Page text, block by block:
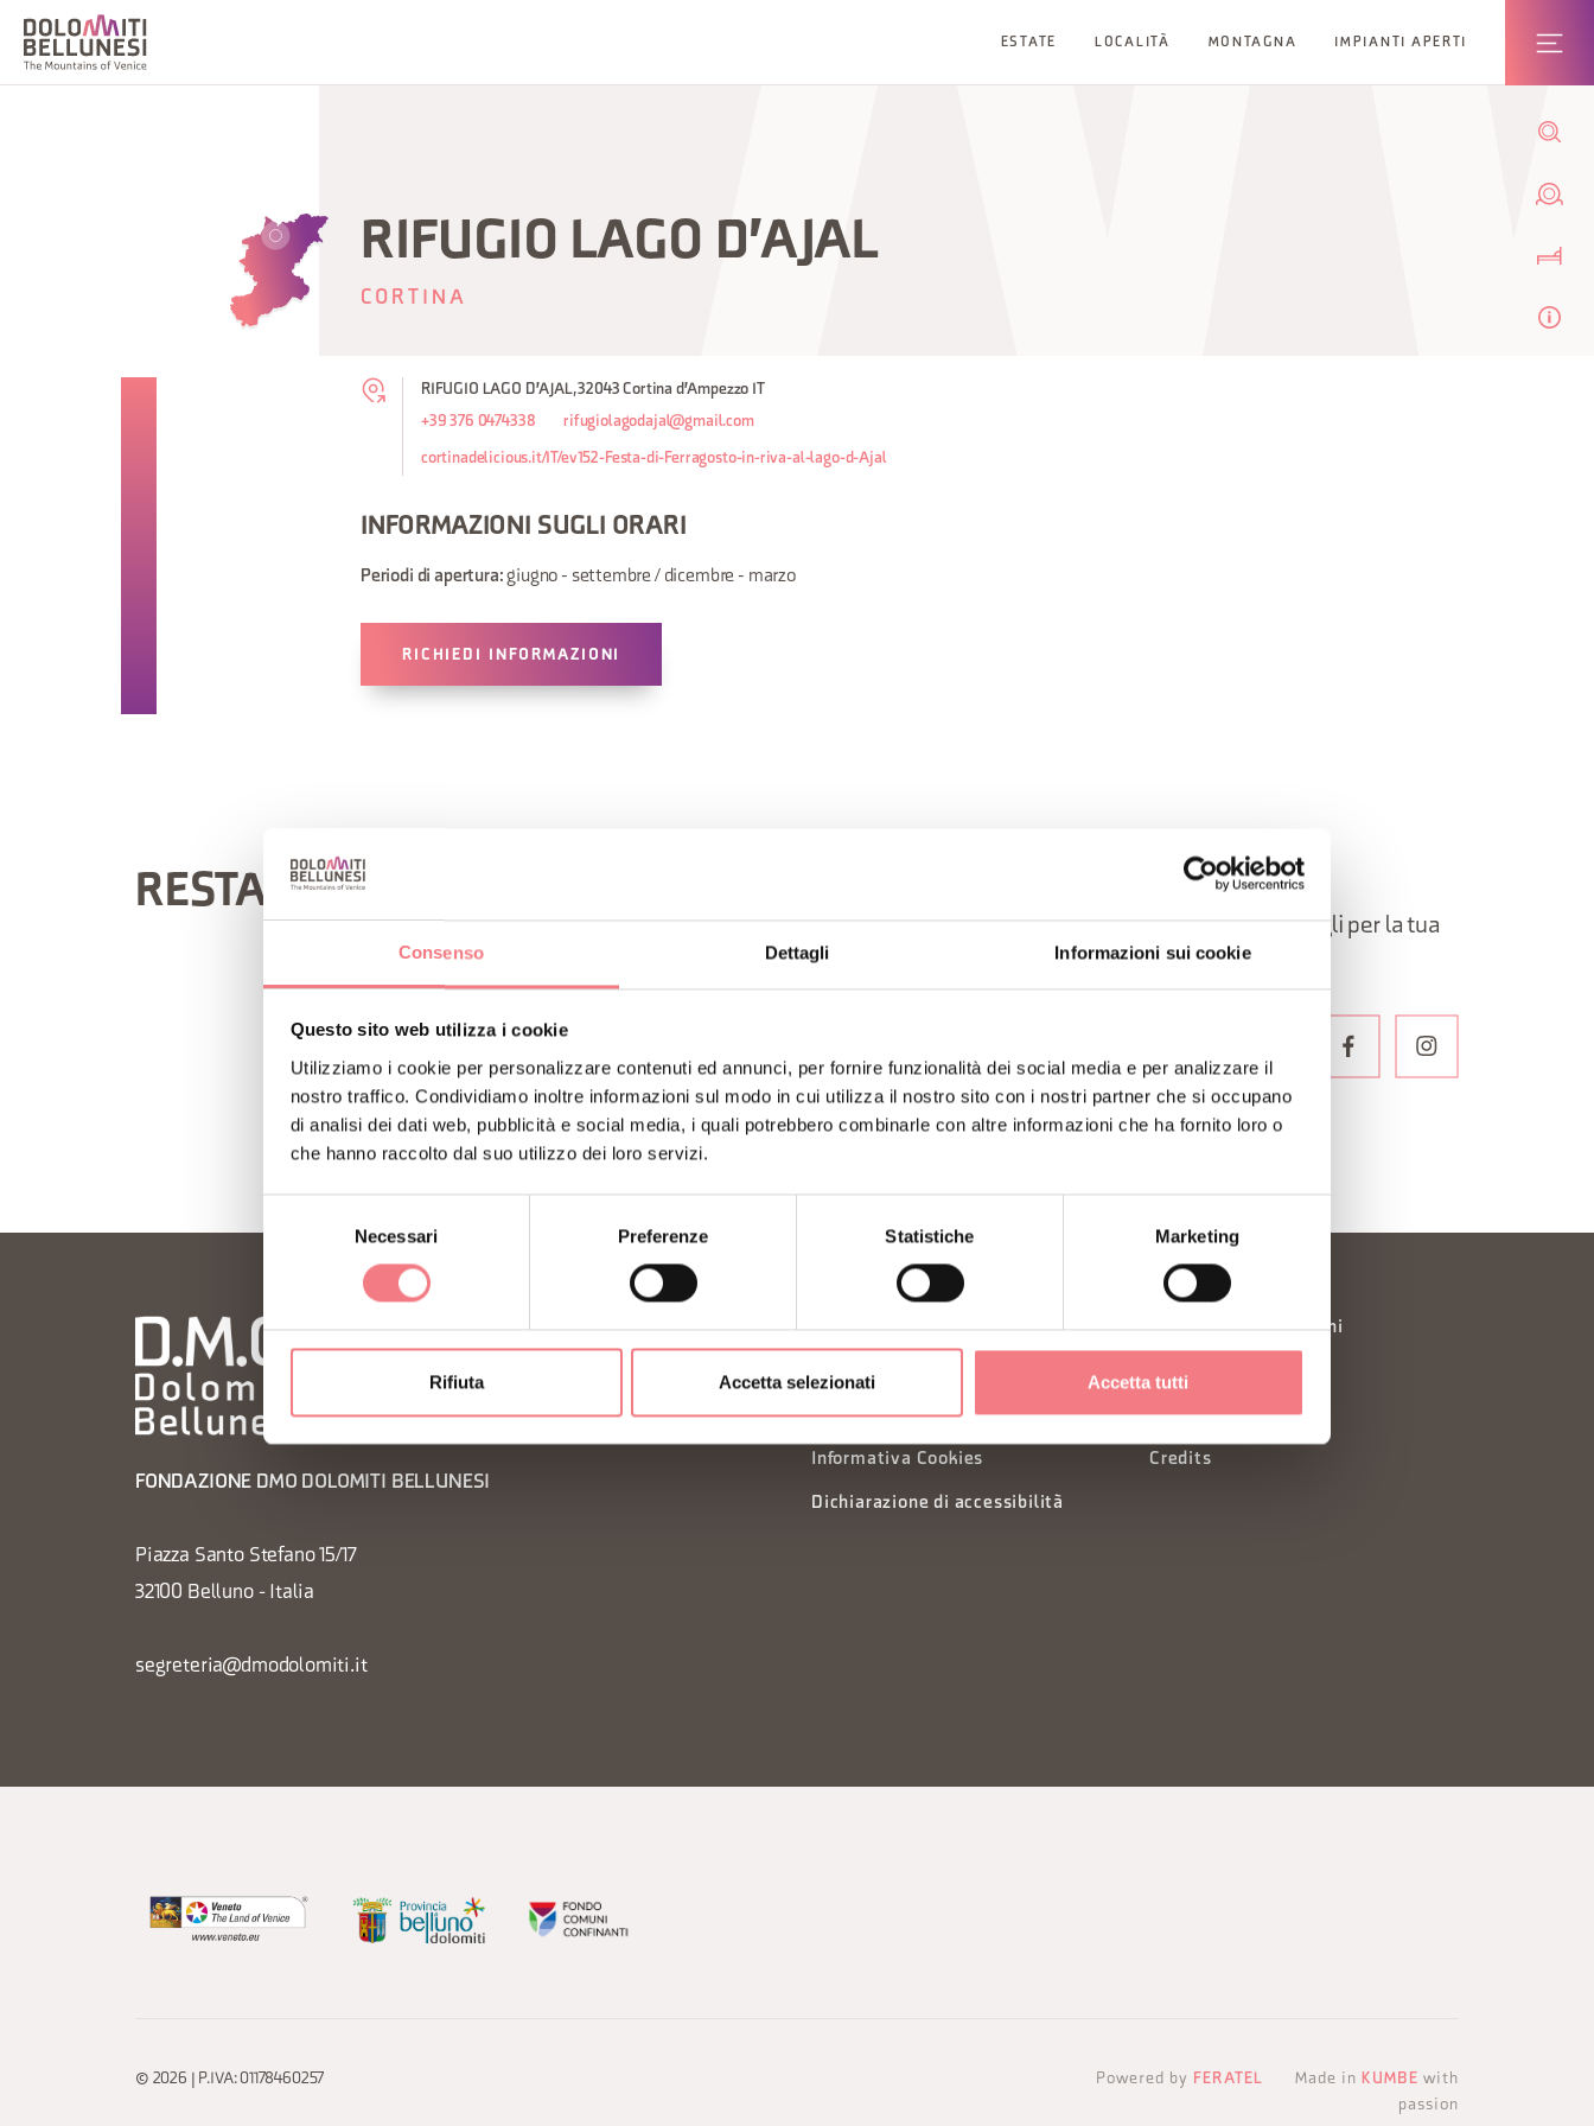
Consenso Dettagli Informazioni sui cookie
Questo sito web utilizza i cookie
Utilizziamo i cookie per personalizzare contenuti ed annunci, per fornire funzionalità dei social media e per analizzare il
nostro traffico. Condividiamo inoltre informazioni sul modo in cui utilizza il nostro sito con i nostri partner che si occupano
di analisi dei dati web, pubblicità e social media, i quali potrebbero combinarle con altre informazioni che ha fornito loro o
che hanno raccolto dal suo utilizzo dei loro servizi.
del
Necessari Preferenze Statistiche Marketing
Rifiuta Accetta selezionati Accetta tutti
ESTATE LOCALITÀ MONTAGNA IMPIANTI APERTI
RIFUGIO LAGO D'AJAL
CORTINA
RIFUGIO LAGO D'AJAL, 32043 Cortina d'Ampezzo IT
+39 376 0474338 rifugiolagodajal@gmail.com
cortinadelicious.it/IT/ev152-Festa-di-Ferragosto-in-riva-al-lago-d-Ajal
INFORMAZIONI SUGLI ORARI
Periodi di apertura:giugno - settembre / dicembre - marzo
RICHIEDI INFORMAZIONI
RESTA IN CONTATTO
Iscriviti alla newsletter delle Dolomiti Bellunesi!
Riceverai notizie, informazioni, itinerari, idee e consigli per la tua
vacanza in ogni stagione.
FONDAZIONE DMO DOLOMITI BELLUNESI
Piazza Santo Stefano 15/17
32100 Belluno - Italia
segreteria@dmodolomiti.it
Privacy
Organizzazione trasparente
Preferenze cookies
Informativa Cookies
Dichiarazione di accessibilità
Richiesta informazioni
Consorzi Turistici
Newsletter
Credits
© 2026 | P.IVA: 01178460257 Powered by FERATEL Made in KUMBE with
passion